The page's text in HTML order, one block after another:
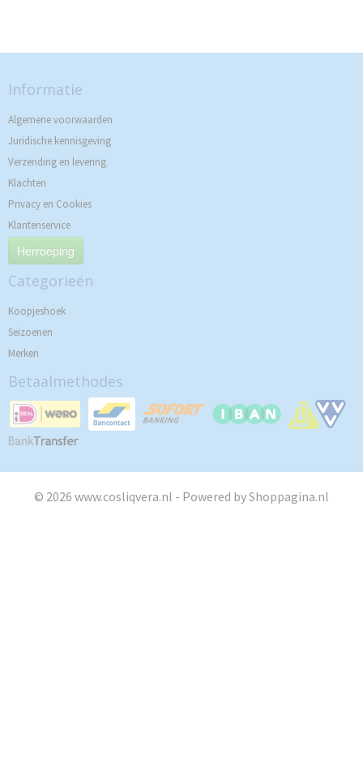
Informatie
Algemene voorwaarden
Juridische kennisgeving
Verzending en levering
Klachten
Privacy en Cookies
Klantenservice
Herroeping
Categorieën
Koopjeshoek
Seizoenen
Merken
Betaalmethodes
© 2026 www.cosliqvera.nl - Powered by Shoppagina.nl